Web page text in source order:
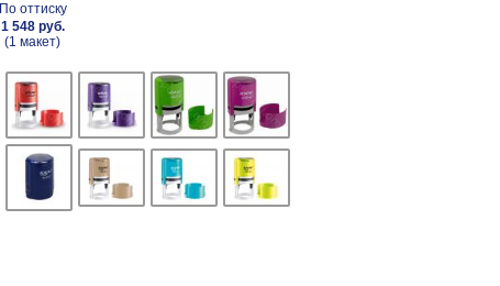
По оттиску
1 548 руб.
(1 макет)